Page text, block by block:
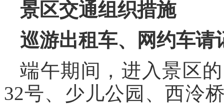
景区交通组织措施
巡游出租车、网约车请
端午期间，进入景区
32号、少儿公园、西泠